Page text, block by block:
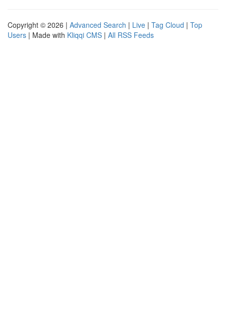
Copyright © 2026 | Advanced Search | Live | Tag Cloud | Top
Users | Made with Kliqqi CMS | All RSS Feeds